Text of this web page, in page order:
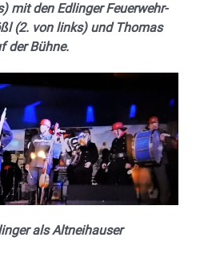
mit den Edlinger Feuerwehr-
(2. von links) und Thomas
der Bühne.
als Altneihauser